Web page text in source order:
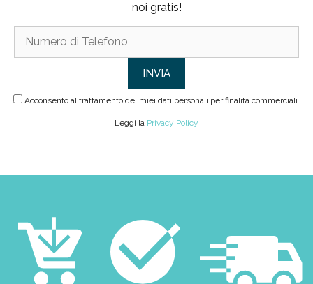
noi gratis!
Acconsento al trattamento dei miei dati personali per finalità commerciali.
Leggi la Privacy Policy